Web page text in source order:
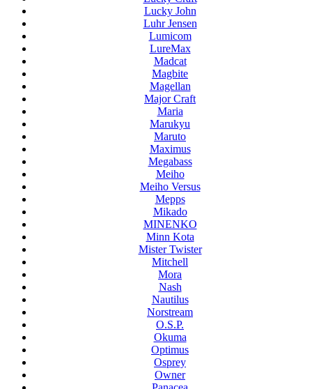
Lucky John
Luhr Jensen
Lumicom
LureMax
Madcat
Magbite
Magellan
Major Craft
Maria
Marukyu
Maruto
Maximus
Megabass
Meiho
Meiho Versus
Mepps
Mikado
MINENKO
Minn Kota
Mister Twister
Mitchell
Mora
Nash
Nautilus
Norstream
O.S.P.
Okuma
Optimus
Osprey
Owner